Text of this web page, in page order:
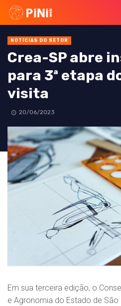
NOTÍCIAS DO SETOR
Crea-SP abre
para 3ª etapa
visita
20/06/2023
Em sua terceira edição, o
e Agronomia do Estado de São